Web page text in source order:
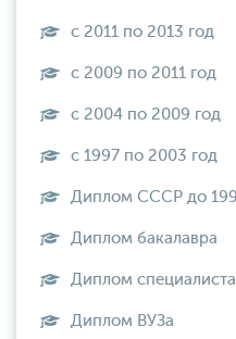
с 2011 по 2013 год
с 2009 по 2011 год
с 2004 по 2009 год
с 1997 по 2003 год
Диплом СССР до
Диплом бакалавра
Диплом специалиста
Диплом ВУЗа